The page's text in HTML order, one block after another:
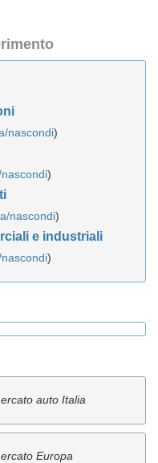
nascondi)
)
nascondi)
e industriali
)
auto Italia
Europa